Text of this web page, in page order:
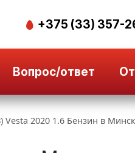
+375 (33) 357-
Вопрос/ответ
Vesta 2020 1.6 Бензин в